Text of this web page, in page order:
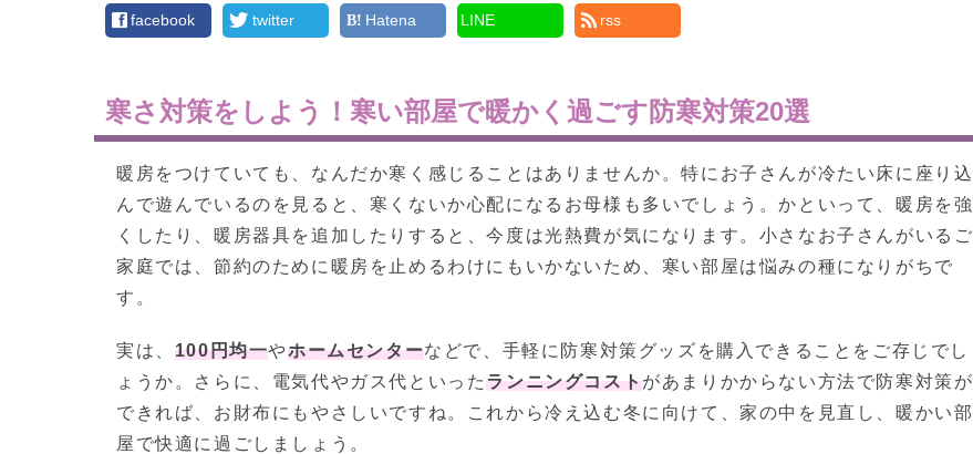
facebook twitter Hatena LINE rss
寒さ対策をしよう！寒い部屋で暖かく過ごす防寒対策20選
暖房をつけていても、なんだか寒く感じることはありませんか。特にお子さんが冷たい床に座り込
んで遊んでいるのを見ると、寒くないか心配になるお母様も多いでしょう。かといって、暖房を強
くしたり、暖房器具を追加したりすると、今度は光熱費が気になります。小さなお子さんがいるご
家庭では、節約のために暖房を止めるわけにもいかないため、寒い部屋は悩みの種になりがちで
す。
実は、 100円均一やホームセンターなどで、手軽に防寒対策グッズを購入できることをご存じでし
ょうか。さらに、電気代やガス代といったランニングコストがあまりかからない方法で防寒対策が
できれば、お財布にもやさしいですね。これから冷え込む冬に向けて、家の中を見直し、暖かい部
屋で快適に過ごしましょう。